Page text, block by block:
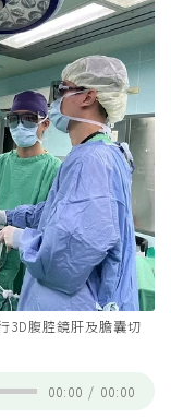
3D腹腔鏡肝及膽囊切
00:00 / 00:00